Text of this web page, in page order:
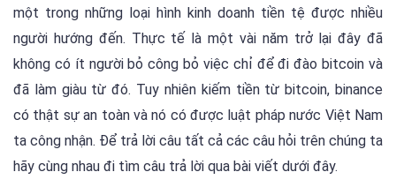
một trong những loại hình kinh doanh tiền tệ được nhiều
người hướng đến. Thực tế là một vài năm trở lại đây đã
không có ít người bỏ công bỏ việc chỉ để đi đào bitcoin và
đã làm giàu từ đó. Tuy nhiên kiếm tiền từ bitcoin, binance
có thật sự an toàn và nó có được luật pháp nước Việt Nam
ta công nhận. Để trả lời câu tất cả các câu hỏi trên chúng ta
hãy cùng nhau đi tìm câu trả lời qua bài viết dưới đây.